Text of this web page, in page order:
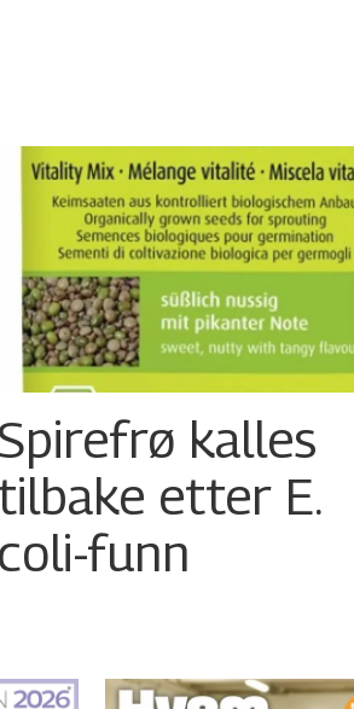
kalles
etter E.
coli-funn